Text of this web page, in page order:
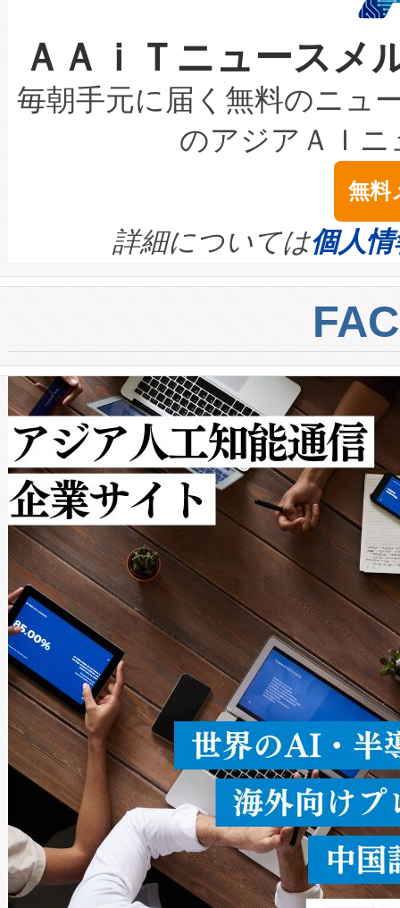
取得できる可能性もあります
設には、3億～4億ドルかか
最高経営責任者（CEO）であ
す。「当社のfully-connected
ームを利用すれば、6,000万
きます。この効率性は、フェ
限を超えて利用可能な電力容
持できるよう貢献します。こ
ービスレベル契約（SLA）違
テリー性能の劣化によるダウ
念は、現在データセンターが
ます。 Voltaiq provides a
quality and reliability for AI
BESS stack to ensure battery
centers. Voltaiqは、ai&のAI
からシステム統合、試運転、
クルの各段階のデータを監視
[…]
なレーザースポットにより、
な環境下でも豊かなディテー
キロメートル範囲を検出
LiDAR for Inspections,
は1535 nmレーザーを搭載。
イズの小径化を実現すること
す。ノーマルモードでは、
ートル先まで検出でき、これ
トに対して約600メートルに
では、反射率10％のターゲッ
で向上し、最大検知距離は
ットだけで最大1キロメート
ルの変電所周囲を監視でき、
作業と点群処理を簡素化でき
Avia 2は、2種類のFOVオプシ
× 80°のノーマルモード、長
ードを切り替えて使用するこ
ることなく、単一のデバイス
うにします。遠距離まで届く
密度なスキャ […]
ＡＡｉＴニュース
毎朝手元に届く無料のニュ
のアジアＡＩ
無料
詳細については個人